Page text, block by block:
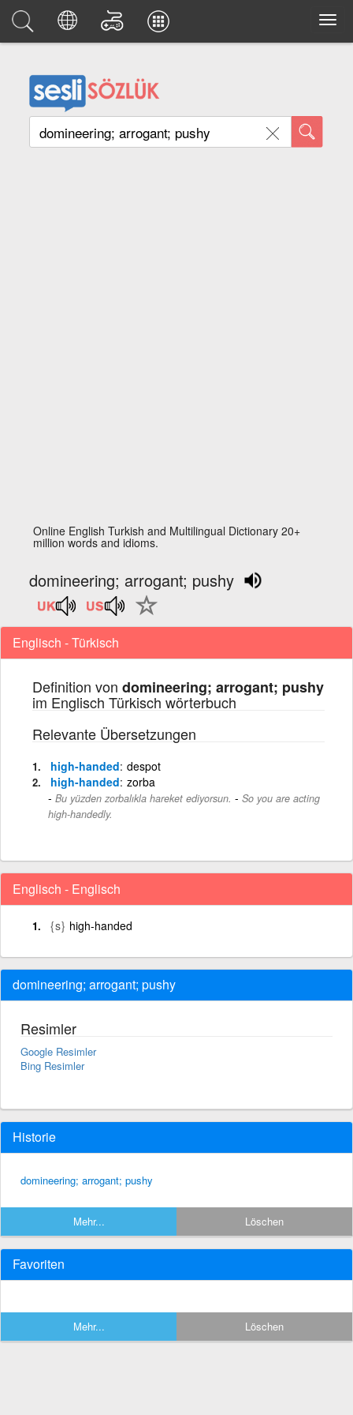
Online English Turkish and Multilingual Dictionary 20+
million words and idioms.
domineering; arrogant; pushy
Englisch - Türkisch
Definition von domineering; arrogant; pushy
im Englisch Türkisch wörterbuch
Relevante Übersetzungen
high-handed despot
high-handed zorba
Bu yüzden zorbalıkla hareket ediyorsun. - So you are acting
high-handedly.
Englisch - Englisch
{s} high-handed
domineering; arrogant; pushy
Resimler
Google Resimler
Bing Resimler
Historie
domineering; arrogant; pushy
Mehr... Löschen
Favoriten
Mehr... Löschen